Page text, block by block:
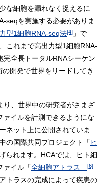
な細胞を漏れなく捉えるに
seqを実施する必要がありま
型1細胞RNA-seq法[4] 」で
これまで高出力型1細胞RNA-
完全長トータルRNAシーケン
の開発で世界をリードしてき
り、世界中の研究者がさまざ
ァイルを計測できるようにな
ネット上に公開されていま
の国際共同プロジェクト「 ヒ
られます。HCAでは、ヒト細
ァイル「全細胞アトラス」 [6]
トラスの完成によって疾患の